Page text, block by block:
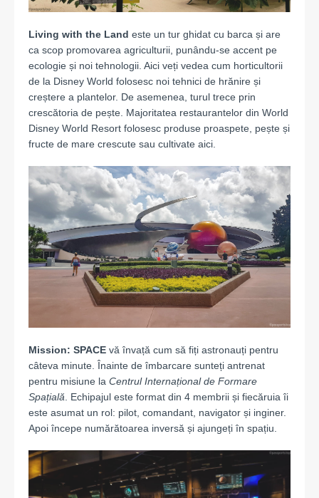
Living with the Land este un tur ghidat cu barca și are
ca scop promovarea agriculturii, punându-se accent pe
ecologie și noi tehnologii. Aici veți vedea cum horticultorii
de la Disney World folosesc noi tehnici de hrănire și
creștere a plantelor. De asemenea, turul trece prin
crescătoria de pește. Majoritatea restaurantelor din World
Disney World Resort folosesc produse proaspete, pește și
fructe de mare crescute sau cultivate aici.
Mission: SPACE vă învață cum să fiți astronauți pentru
câteva minute. Înainte de îmbarcare sunteți antrenat
pentru misiune la Centrul Internațional de Formare
Spațială. Echipajul este format din 4 membrii și fiecăruia îi
este asumat un rol: pilot, comandant, navigator și inginer.
Apoi începe numărătoarea inversă și ajungeți în spațiu.